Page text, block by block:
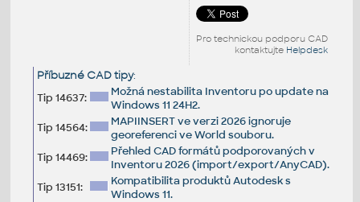
Pro technickou podporu CAD
kontaktujte Helpdesk
Příbuzné CAD tipy:
Tip 14637:
Možná nestabilita Inventoru po update na
Windows 11 24H2.
Tip 14564:
MAPIINSERT ve verzi 2026 ignoruje
georeferenci ve World souboru.
Tip 14469:
Přehled CAD formátů podporovaných v
Inventoru 2026 (import/export/AnyCAD).
Tip 13151:
Kompatibilita produktů Autodesk s
Windows 11.